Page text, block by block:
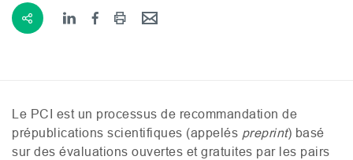
Le PCI est un processus de recommandation de
prépublications scientifiques (appelés preprint) basé
sur des évaluations ouvertes et gratuites par les pairs